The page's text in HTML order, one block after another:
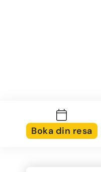
Boka din resa